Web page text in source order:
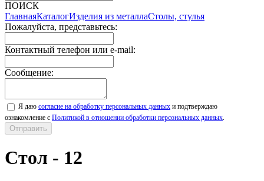
ПОИСК
ГлавнаяКаталогИзделия из металлаСтолы, стулья
Пожалуйста, представьтесь:
Контактный телефон или e-mail:
Сообщение:
Я даю согласие на обработку персональных данных и подтверждаю
ознакомление с Политикой в отношении обработки персональных данных.
Стол - 12